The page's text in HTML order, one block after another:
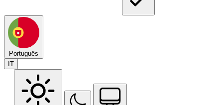
Português
IT